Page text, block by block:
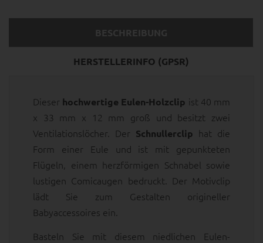
BESCHREIBUNG
HERSTELLERINFO (GPSR)
Dieser hochwertige Eulen-Holzclip ist 40 mm
x 33 mm x 12 mm groß und besitzt zwei
Ventilationslöcher. Der Schnullerclip hat die
Form einer Eule und ist mit gepunkteten
Flügeln, einem herzförmigen Schnabel sowie
lustigen Comicaugen bedruckt. Der Motivclip
lädt Sie zum Gestalten origineller
Babyaccessoires ein.
Basteln Sie mit diesem niedlichen Eulen-